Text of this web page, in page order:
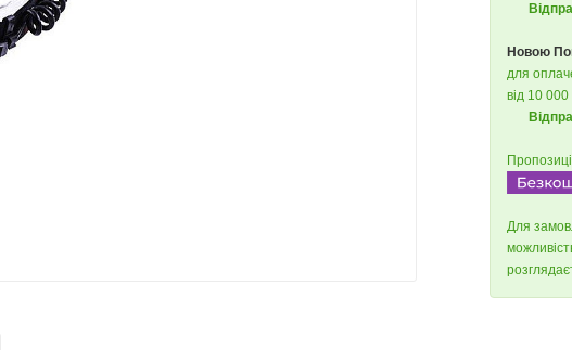
Новою
для
від 10 000
Для